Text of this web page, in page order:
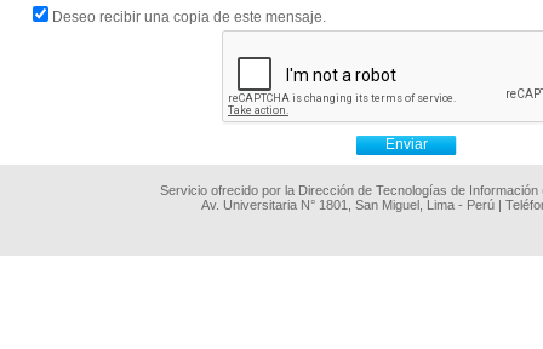
Deseo recibir una copia de este mensaje.
Servicio ofrecido por la Dirección de Tecnologías de
Av. Universitaria N° 1801, San Miguel, Lima - Perú |